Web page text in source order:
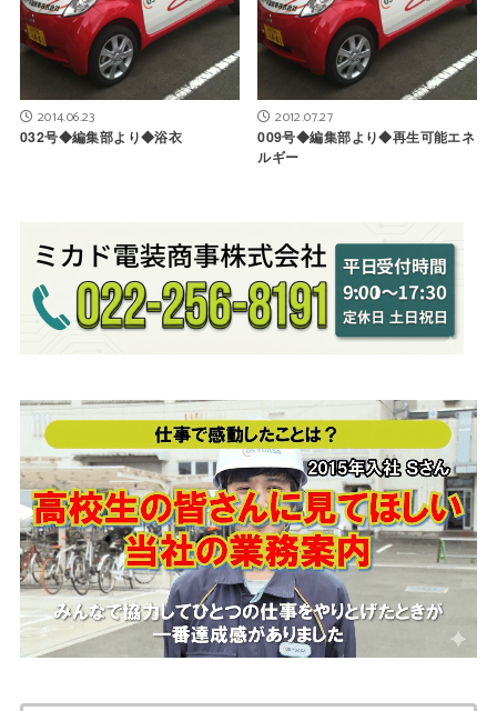
2014.06.23
032号◆編集部より◆浴衣
2012.07.27
009号◆編集部より◆再生可能エネ
ルギー